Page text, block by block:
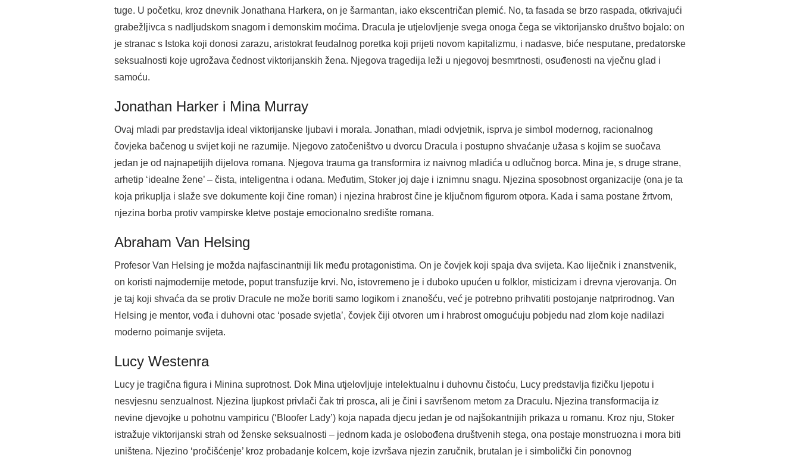
tuge. U početku, kroz dnevnik Jonathana Harkera, on je šarmantan, iako ekscentričan plemić. No, ta fasada se brzo raspada, otkrivajući
grabežljivca s nadljudskom snagom i demonskim moćima. Dracula je utjelovljenje svega onoga čega se viktorijansko društvo bojalo: on
je stranac s Istoka koji donosi zarazu, aristokrat feudalnog poretka koji prijeti novom kapitalizmu, i nadasve, biće nesputane, predatorske
seksualnosti koje ugrožava čednost viktorijanskih žena. Njegova tragedija leži u njegovoj besmrtnosti, osuđenosti na vječnu glad i
samoću.
Jonathan Harker i Mina Murray
Ovaj mladi par predstavlja ideal viktorijanske ljubavi i morala. Jonathan, mladi odvjetnik, isprva je simbol modernog, racionalnog
čovjeka bačenog u svijet koji ne razumije. Njegovo zatočeništvo u dvorcu Dracula i postupno shvaćanje užasa s kojim se suočava
jedan je od najnapetijih dijelova romana. Njegova trauma ga transformira iz naivnog mladića u odlučnog borca. Mina je, s druge strane,
arhetip ‘idealne žene’ – čista, inteligentna i odana. Međutim, Stoker joj daje i iznimnu snagu. Njezina sposobnost organizacije (ona je ta
koja prikuplja i slaže sve dokumente koji čine roman) i njezina hrabrost čine je ključnom figurom otpora. Kada i sama postane žrtvom,
njezina borba protiv vampirske kletve postaje emocionalno središte romana.
Abraham Van Helsing
Profesor Van Helsing je možda najfascinantniji lik među protagonistima. On je čovjek koji spaja dva svijeta. Kao liječnik i znanstvenik,
on koristi najmodernije metode, poput transfuzije krvi. No, istovremeno je i duboko upućen u folklor, misticizam i drevna vjerovanja. On
je taj koji shvaća da se protiv Dracule ne može boriti samo logikom i znanošću, već je potrebno prihvatiti postojanje natprirodnog. Van
Helsing je mentor, vođa i duhovni otac ‘posade svjetla’, čovjek čiji otvoren um i hrabrost omogućuju pobjedu nad zlom koje nadilazi
moderno poimanje svijeta.
Lucy Westenra
Lucy je tragična figura i Minina suprotnost. Dok Mina utjelovljuje intelektualnu i duhovnu čistoću, Lucy predstavlja fizičku ljepotu i
nesvjesnu senzualnost. Njezina ljupkost privlači čak tri prosca, ali je čini i savršenom metom za Draculu. Njezina transformacija iz
nevine djevojke u pohotnu vampiricu (‘Bloofer Lady’) koja napada djecu jedan je od najšokantnijih prikaza u romanu. Kroz nju, Stoker
istražuje viktorijanski strah od ženske seksualnosti – jednom kada je oslobođena društvenih stega, ona postaje monstruozna i mora biti
uništena. Njezino ‘pročišćenje’ kroz probadanje kolcem, koje izvršava njezin zaručnik, brutalan je i simbolički čin ponovnog